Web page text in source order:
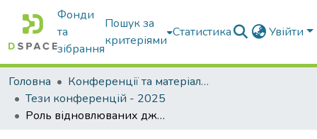
Фонди
та
зібрання
Пошук за
критеріями
Статистика Увійти
Головна
Конференції та матеріали конференцій
Тези конференцій - 2025
Роль відновлюваних джерел енергії в епоху енергетичного переходу та трансформації